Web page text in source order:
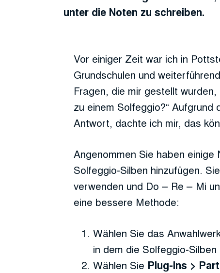
unter die Noten zu schreiben.
Vor einiger Zeit war ich in
Grundschulen und
Fragen, die mir gestellt
zu einem Solfeggio?“
Antwort, dachte ich mir, das
Angenommen Sie haben
Solfeggio-Silben hinzufügen.
verwenden und Do – Re – Mi
eine bessere Methode:
Wählen Sie das
in dem die Solfeggio-
Wählen Sie Plug-Ins >